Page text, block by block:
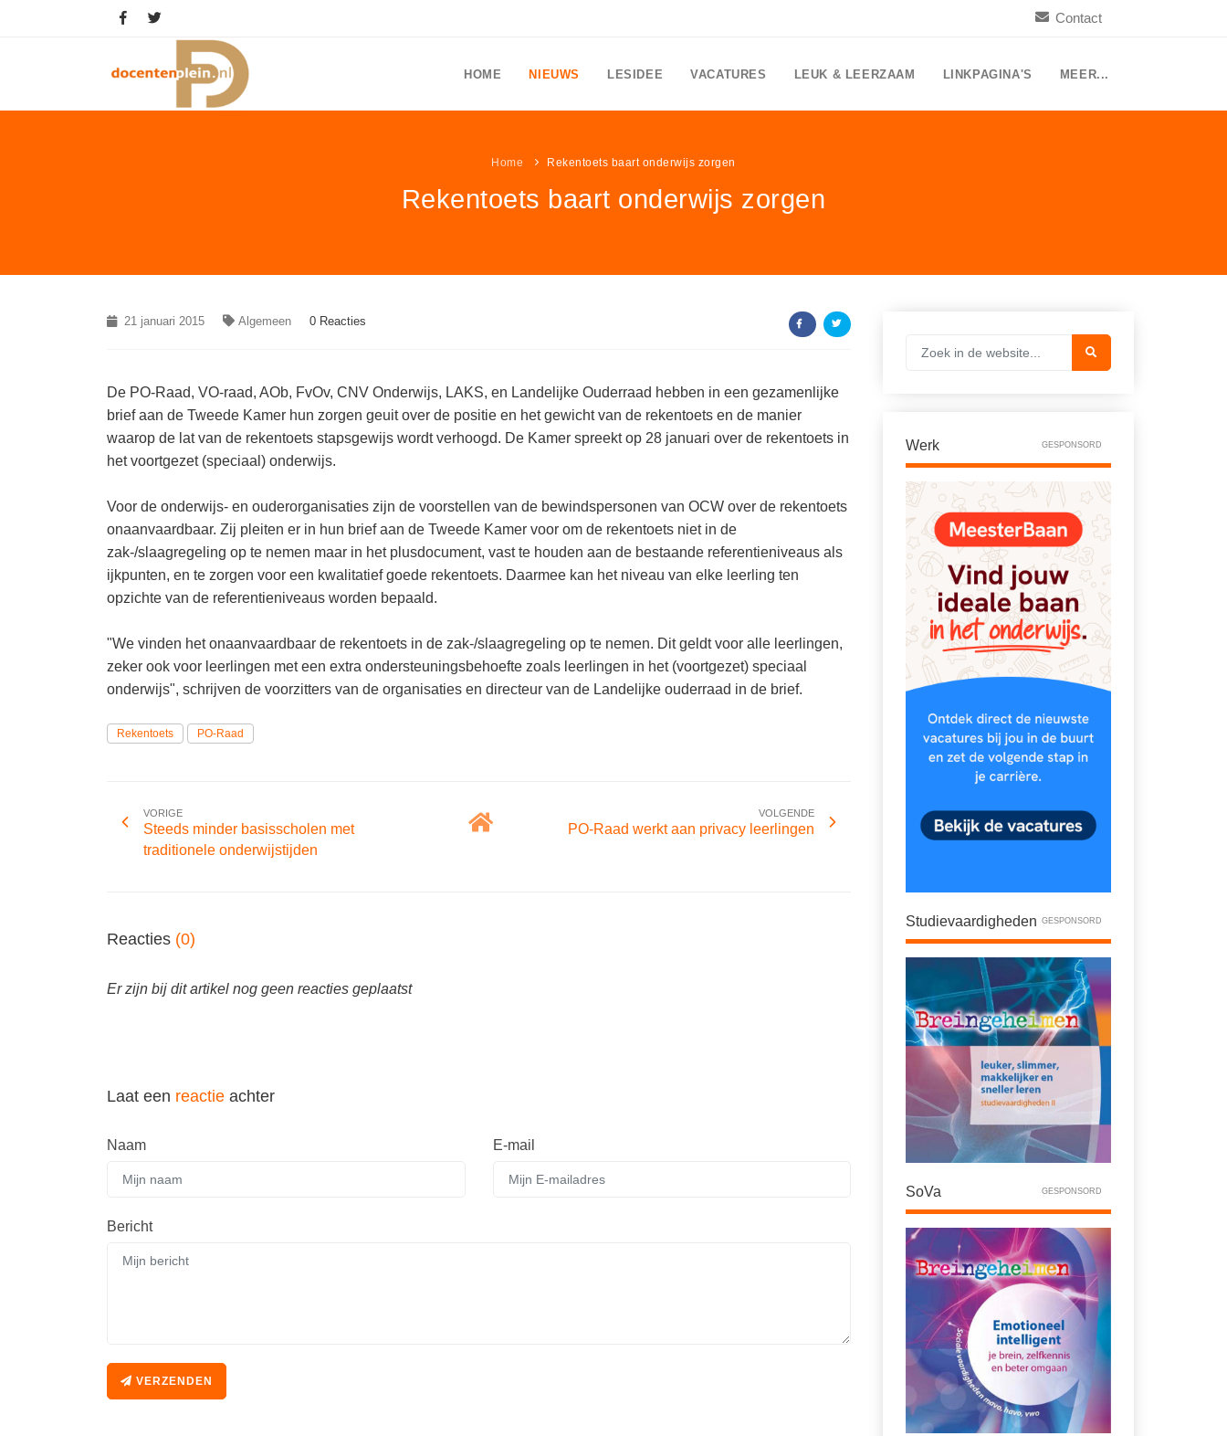
Contact
HOME NIEUWS LESIDEE VACATURES LEUK & LEERZAAM LINKPAGINA'S MEER...
Home Rekentoets baart onderwijs zorgen
Rekentoets baart onderwijs zorgen
21 januari 2015 Algemeen 0 Reacties
De PO-Raad, VO-raad, AOb, FvOv, CNV Onderwijs, LAKS, en Landelijke Ouderraad hebben in een gezamenlijke
brief aan de Tweede Kamer hun zorgen geuit over de positie en het gewicht van de rekentoets en de manier
waarop de lat van de rekentoets stapsgewijs wordt verhoogd. De Kamer spreekt op 28 januari over de rekentoets in
het voortgezet (speciaal) onderwijs.
Voor de onderwijs- en ouderorganisaties zijn de voorstellen van de bewindspersonen van OCW over de rekentoets
onaanvaardbaar. Zij pleiten er in hun brief aan de Tweede Kamer voor om de rekentoets niet in de
zak-/slaagregeling op te nemen maar in het plusdocument, vast te houden aan de bestaande referentieniveaus als
ijkpunten, en te zorgen voor een kwalitatief goede rekentoets. Daarmee kan het niveau van elke leerling ten
opzichte van de referentieniveaus worden bepaald.
"We vinden het onaanvaardbaar de rekentoets in de zak-/slaagregeling op te nemen. Dit geldt voor alle leerlingen,
zeker ook voor leerlingen met een extra ondersteuningsbehoefte zoals leerlingen in het (voortgezet) speciaal
onderwijs", schrijven de voorzitters van de organisaties en directeur van de Landelijke ouderraad in de brief.
Rekentoets PO-Raad
VORIGE
Steeds minder basisscholen met
traditionele onderwijstijden
VOLGENDE
PO-Raad werkt aan privacy leerlingen
Reacties (0)
Er zijn bij dit artikel nog geen reacties geplaatst
Laat een reactie achter
Naam E-mail
Bericht
VERZENDEN
Werk GESPONSORD
Studievaardigheden GESPONSORD
SoVa GESPONSORD